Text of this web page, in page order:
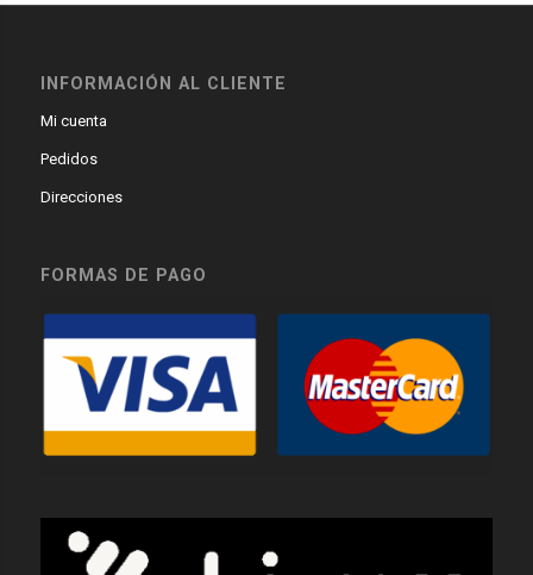
INFORMACIÓN AL CLIENTE
Mi cuenta
Pedidos
Direcciones
FORMAS DE PAGO